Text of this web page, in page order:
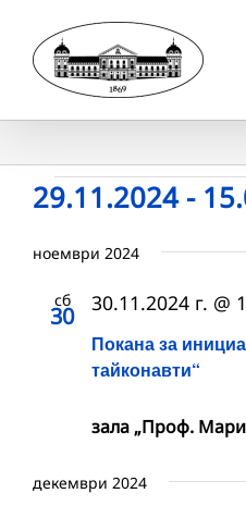
content
Събития
29.11.2024 -
date.
ноември 2024
сб
30
Покана за
тайконавти“
30.11.2024 г. @
зала „Проф.
декември 2024